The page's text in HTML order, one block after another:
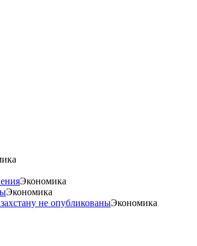
Экономика
Экономика
не опубликованыЭкономика